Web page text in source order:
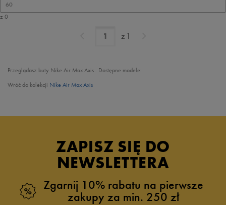
60
z 0
z 1
Przeglądasz buty Nike Air Max Axis . Dostępne modele:
Wróć do kolekcji Nike Air Max Axis
ZAPISZ SIĘ DO
NEWSLETTERA
Zgarnij 10% rabatu na pierwsze
zakupy za min. 250 zł